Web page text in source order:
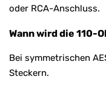
oder RCA-Anschluss.
Wann wird die 110-
Bei symmetrischen
Steckern.